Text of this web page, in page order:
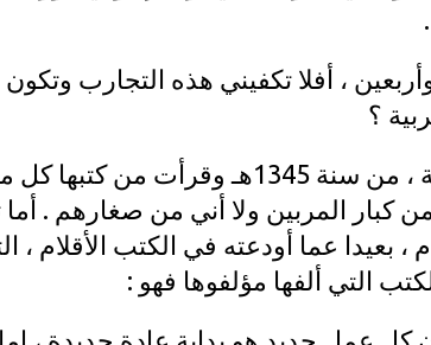
، أفلا تكفيني هذه التجارب
؟
وقد بدأت التعليم من إحدى وستين سنة ، من سنة 1345هـ
كبار المربين ولا أني من صغارهم .
، بعيدا عما أودعته في الكتب الأقلام ،
التي ألفها مؤلفوها فهو :